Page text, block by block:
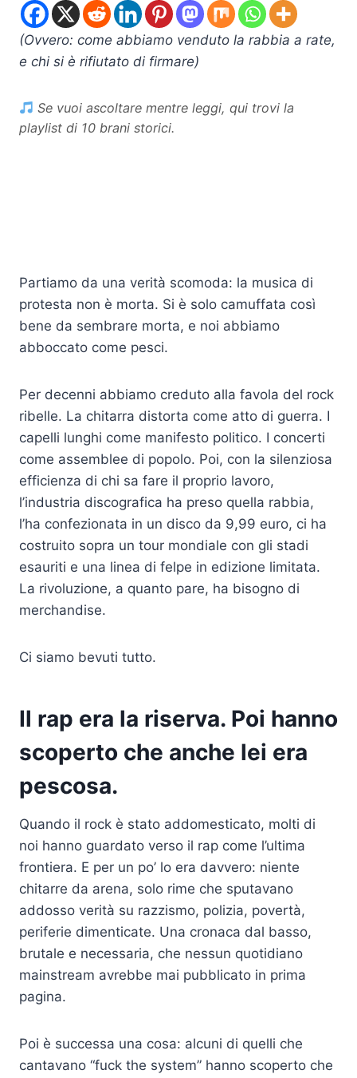
(Ovvero: come abbiamo venduto la rabbia a rate,
e chi si è rifiutato di firmare)
Se vuoi ascoltare mentre leggi, qui trovi la
playlist di 10 brani storici.
Partiamo da una verità scomoda: la musica di
protesta non è morta. Si è solo camuffata così
bene da sembrare morta, e noi abbiamo
abboccato come pesci.
Per decenni abbiamo creduto alla favola del rock
ribelle. La chitarra distorta come atto di guerra. I
capelli lunghi come manifesto politico. I concerti
come assemblee di popolo. Poi, con la silenziosa
efficienza di chi sa fare il proprio lavoro,
l’industria discografica ha preso quella rabbia,
l’ha confezionata in un disco da 9,99 euro, ci ha
costruito sopra un tour mondiale con gli stadi
esauriti e una linea di felpe in edizione limitata.
La rivoluzione, a quanto pare, ha bisogno di
merchandise.
Ci siamo bevuti tutto.
Il rap era la riserva. Poi hanno
scoperto che anche lei era
pescosa.
Quando il rock è stato addomesticato, molti di
noi hanno guardato verso il rap come l’ultima
frontiera. E per un po’ lo era davvero: niente
chitarre da arena, solo rime che sputavano
addosso verità su razzismo, polizia, povertà,
periferie dimenticate. Una cronaca dal basso,
brutale e necessaria, che nessun quotidiano
mainstream avrebbe mai pubblicato in prima
pagina.
Poi è successa una cosa: alcuni di quelli che
cantavano “fuck the system” hanno scoperto che